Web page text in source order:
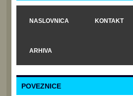
NASLOVNICA KONTAKT
ARHIVA
POVEZNICE